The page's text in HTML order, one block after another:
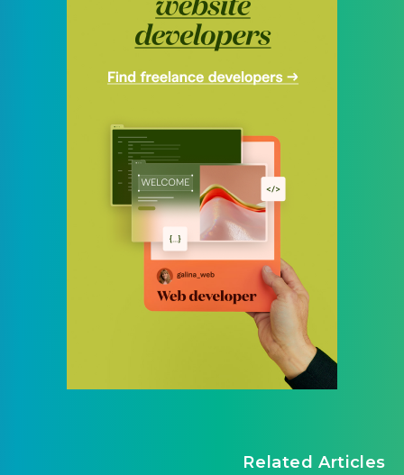
Related Articles